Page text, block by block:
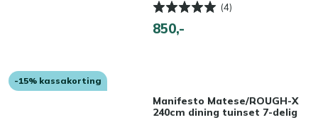
(4)
850,-
-15% kassakorting
Manifesto Matese/ROUGH-X
240cm dining tuinset 7-delig